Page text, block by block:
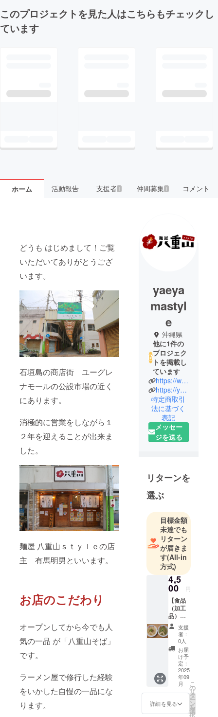
このプロジェクトを見た人はこちらもチェックし
ています
ホーム 活動報告 支援者 1 仲間募集 1 コメント
どうも はじめまして！ご覧
いただいてありがとうござ
います。
石垣島の商店街 ユーグレ
ナモールの公設市場の近く
にあります。
消極的に営業をしながら１
２年を迎えることが出来ま
した。
麺屋 八重山ｓｔｙｌｅの店
主 有馬明男といいます。
お店のこだわり
オープンしてから今でも人
気の一品 が「八重山そば」
です。
ラーメン屋で修行した経験
をいかした自慢の一品にな
ります。
yaeya
mastyl
e
沖縄県
他に1件の
プロジェク
トを掲載し
ています
https://www.facebook.com/yaeyamastyle
https://yaeyamastyle.base.shop/
特定商取引
法に基づく
表記
メッセー
ジを送る
リターンを
選ぶ
目標金額
未達でも
リターン
が届きま
す(All-in
方式)
4,5
00 円
【食品
（加工
品）】
八重山
そば食
べ比べ
２食
セッ
ト ※
お好き
な麺の
種類
（細麺
＆平
麺）を
支援
者：
0人
お届
け予
定：
2025
年09
月
詳細を見る
こ
の
リ
タ
ー
ン
を
選
択